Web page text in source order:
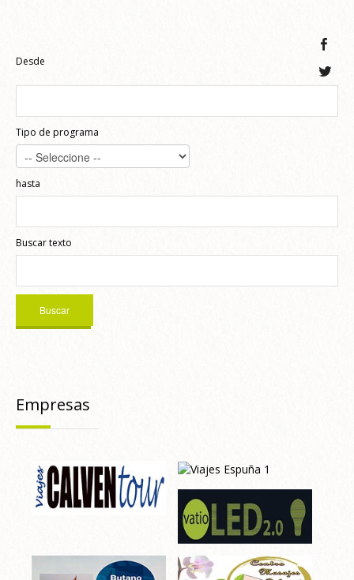
Desde
Tipo de programa
hasta
Buscar texto
Empresas